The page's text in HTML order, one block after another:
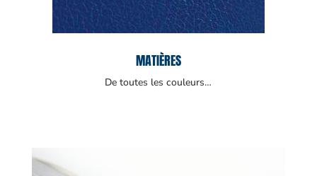
MATIÈRES
De toutes les couleurs…